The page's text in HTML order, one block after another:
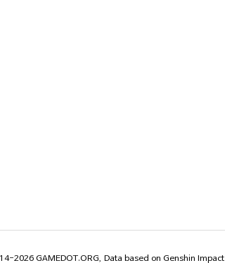
2026 GAMEDOT.ORG, Data based on Genshin Impact